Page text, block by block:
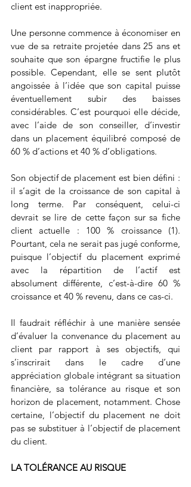
client est inappropriée.
Une personne commence à économiser en
vue de sa retraite projetée dans 25 ans et
souhaite que son épargne fructifie le plus
possible. Cependant, elle se sent plutôt
angoissée à l’idée que son capital puisse
éventuellement subir des baisses
considérables. C’est pourquoi elle décide,
avec l’aide de son conseiller, d’investir
dans un placement équilibré composé de
60 % d’actions et 40 % d’obligations.
Son objectif de placement est bien défini :
il s’agit de la croissance de son capital à
long terme. Par conséquent, celui-ci
devrait se lire de cette façon sur sa fiche
client actuelle : 100 % croissance (1).
Pourtant, cela ne serait pas jugé conforme,
puisque l’objectif du placement exprimé
avec la répartition de l’actif est
absolument différente, c’est-à-dire 60 %
croissance et 40 % revenu, dans ce cas-ci.
Il faudrait réfléchir à une manière sensée
d’évaluer la convenance du placement au
client par rapport à ses objectifs, qui
s’inscrirait dans le cadre d’une
appréciation globale intégrant sa situation
financière, sa tolérance au risque et son
horizon de placement, notamment. Chose
certaine, l’objectif du placement ne doit
pas se substituer à l’objectif de placement
du client.
LA TOLÉRANCE AU RISQUE